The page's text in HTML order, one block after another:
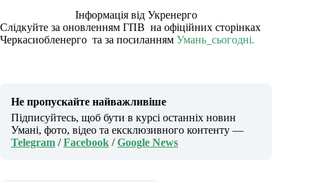
Інформація від Укренерго
Слідкуйте за оновленням ГПВ на офіційних сторінках
Черкасиобленерго та за посиланням Умань_сьогодні.
Не пропускайте найважливіше
Підписуйтесь, щоб бути в курсі останніх новин
Умані, фото, відео та ексклюзивного контенту —
Telegram /Facebook /Google News